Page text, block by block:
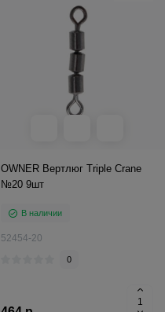
OWNER Вертлюг Triple Crane
№20 9шт
В наличии
52454-20
0